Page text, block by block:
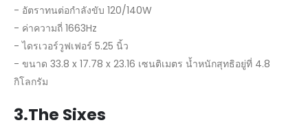
- อัตราทนต่อกำลังขับ 120/140W
- ค่าความถี่ 1663Hz
- ไดรเวอร์วูฟเฟอร์ 5.25 นิ้ว
- ขนาด 33.8 x 17.78 x 23.16 เซนติเมตร น้ำหนักสุทธิอยู่ที่ 4.8
กิโลกรัม
3.The Sixes